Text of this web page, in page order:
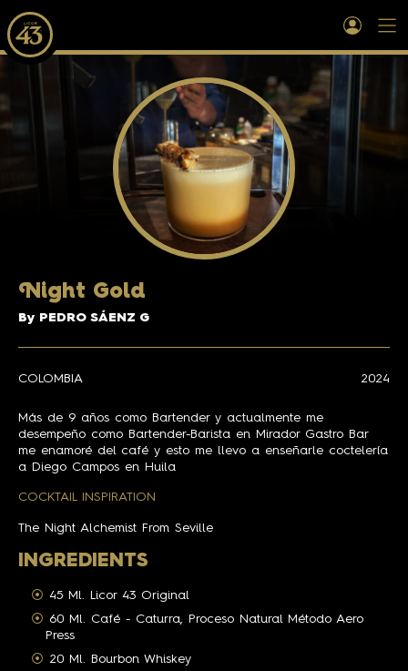
Night Gold
By PEDRO SÁENZ G
COLOMBIA 2024
Más de 9 años como Bartender y actualmente me
desempeño como Bartender-Barista en Mirador Gastro Bar
me enamoré del café y esto me llevo a enseñarle coctelería
a Diego Campos en Huila
COCKTAIL INSPIRATION
The Night Alchemist From Seville
INGREDIENTS
45 Ml. Licor 43 Original
60 Ml. Café - Caturra, Proceso Natural Método Aero
Press
20 Ml. Bourbon Whiskey